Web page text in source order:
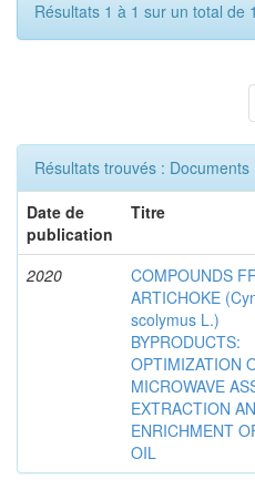
Résultats 1 à 1 sur un total de
Résultats trouvés : Documents
Date de
publication
Titre
2020
COMPOUNDS
ARTICHOKE
scolymus L.)
BYPRODUCTS:
OPTIMIZATION
MICROWAVE
EXTRACTION
ENRICHMENT
OIL